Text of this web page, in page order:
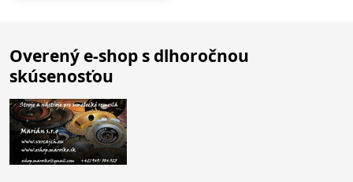
Overený e-shop s dlhoročnou
skúsenosťou